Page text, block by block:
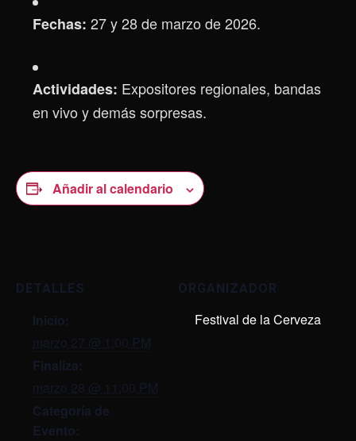
Fechas: 27 y 28 de marzo de 2026.
Actividades: Expositores regionales, bandas
en vivo y demás sorpresas.
Añadir al calendario
DETALLES
Inicio:
marzo 27 @ 1:00 PM
Finaliza:
marzo 28 @ 11:00 PM
Categoría de
Evento:
ORGANIZADOR
Festival de la Cerveza